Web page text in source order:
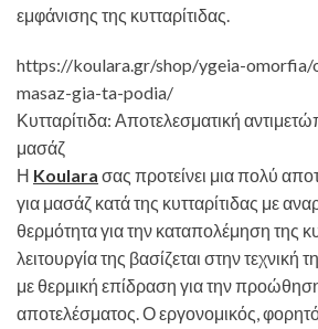
εμφάνισης της κυτταρίτιδας.
https://koulara.gr/shop/ygeia-omorfia/
masaz-gia-ta-podia/
Κυτταρίτιδα: Αποτελεσματική
μασάζ
Η Koulara σας προτείνει μια πολύ
για μασάζ κατά της κυτταρίτιδας με
θερμότητα για την καταπολέμηση της
λειτουργία της βασίζεται στην τεχνική
με θερμική επίδραση για την
αποτελέσματος. Ο εργονομικός,